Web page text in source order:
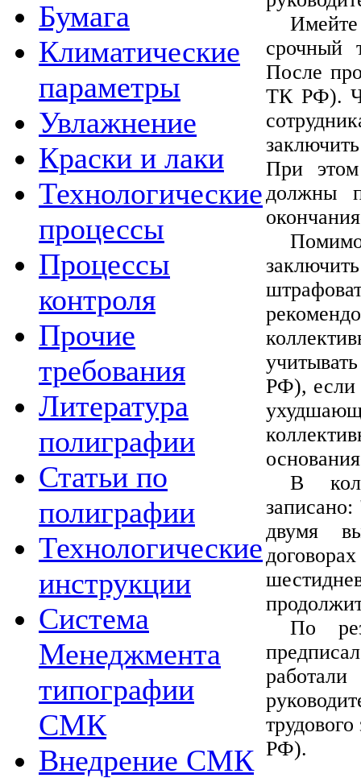
Бумага
Климатические
параметры
Увлажнение
Краски и лаки
Технологические
процессы
Процессы
контроля
Прочие
требования
Литература
полиграфии
Статьи по
полиграфии
Технологические
инструкции
Система
Менеджмента
типографии
СМК
Внедрение СМК
Имейте
срочный
После
ТК РФ).
При этом
должны
РФ), если
В
двумя
По
РФ).